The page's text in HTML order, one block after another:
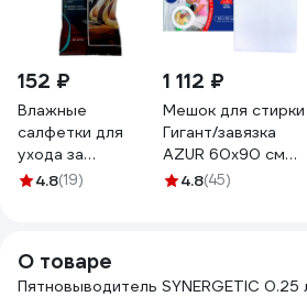
152 ₽
Влажные
салфетки для
ухода за
изделиями из
4.8(19)
1 112 ₽
Мешок для стирки
Гигант/завязка
AZUR 60x90 см
912410
4.8(45)
О товаре
Пятновыводитель SYNERGETIC 0.25